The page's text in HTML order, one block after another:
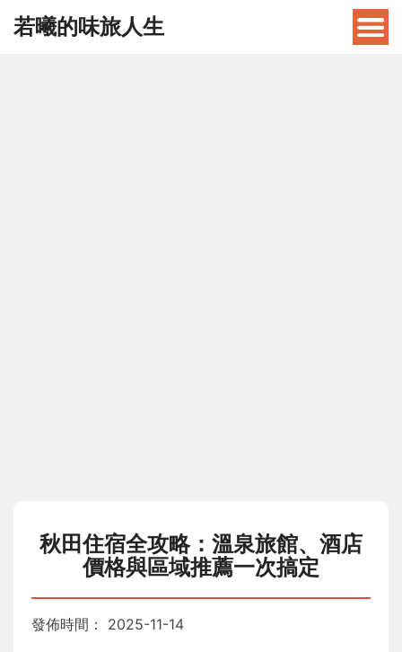
若曦的味旅人生
秋田住宿全攻略：溫泉旅館、酒店
價格與區域推薦一次搞定
發佈時間： 2025-11-14